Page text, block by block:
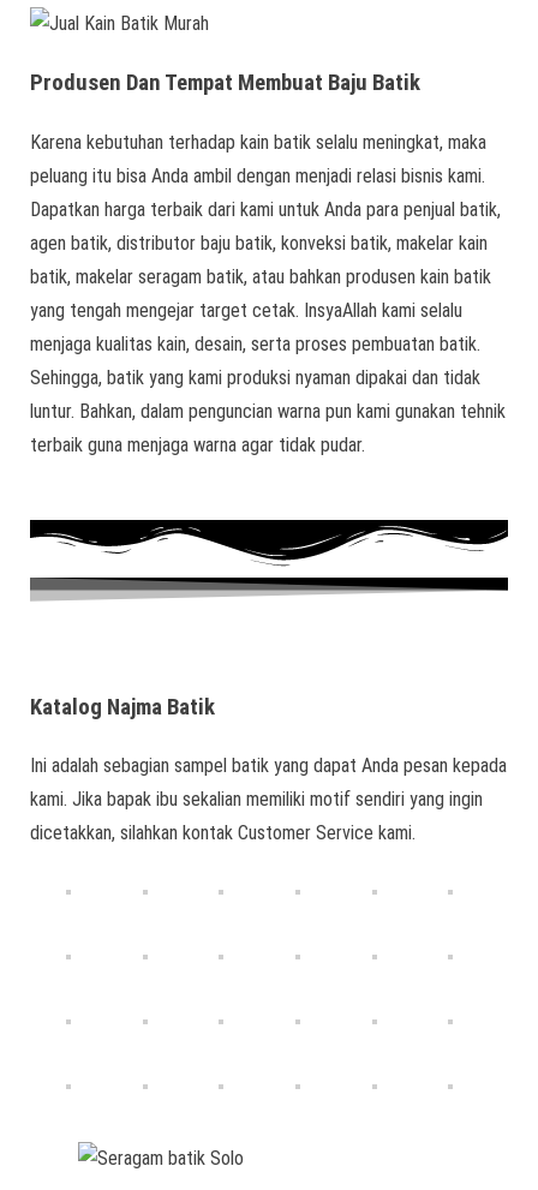
Produsen Dan Tempat Membuat Baju Batik
Karena kebutuhan terhadap kain batik selalu meningkat, maka
peluang itu bisa Anda ambil dengan menjadi relasi bisnis kami.
Dapatkan harga terbaik dari kami untuk Anda para penjual batik,
agen batik, distributor baju batik, konveksi batik, makelar kain
batik, makelar seragam batik, atau bahkan produsen kain batik
yang tengah mengejar target cetak. InsyaAllah kami selalu
menjaga kualitas kain, desain, serta proses pembuatan batik.
Sehingga, batik yang kami produksi nyaman dipakai dan tidak
luntur. Bahkan, dalam penguncian warna pun kami gunakan tehnik
terbaik guna menjaga warna agar tidak pudar.
Katalog Najma Batik
Ini adalah sebagian sampel batik yang dapat Anda pesan kepada
kami. Jika bapak ibu sekalian memiliki motif sendiri yang ingin
dicetakkan, silahkan kontak Customer Service kami.